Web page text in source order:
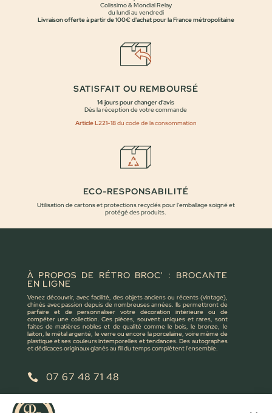
Colissimo & Mondial Relay
du lundi au vendredi
Livraison offerte à partir de 100€ d'achat pour la France métropolitaine
SATISFAIT OU REMBOURSÉ
14 jours pour changer d'avis
Dès la réception de votre commande
Article L221-18du code de la consommation
ECO-RESPONSABILITÉ
Utilisation de cartons et protections recyclés pour l'emballage soigné et
protégé des produits.
À PROPOS DE RÉTRO BROC' : BROCANTE
EN LIGNE
Venez découvrir, avec facilité, des objets anciens ou récents (vintage),
chinés avec passion depuis de nombreuses années. Ils permettront de
parfaire et de personnaliser votre décoration intérieure ou de
compéter une collection. Ces pièces, souvent uniques et rares, sont
faites de matières nobles et de qualité comme le bois, le bronze, le
laiton, le métal argenté, le verre ou encore la porcelaine, voire même de
plastique et ses couleurs intemporelles et tendances. Des autographes
et dédicaces originaux glanés au fil du temps complètent l’ensemble.
 07 67 48 71 48
 retrobroc85@gmail.com